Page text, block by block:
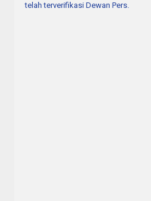
telah terverifikasi Dewan Pers.